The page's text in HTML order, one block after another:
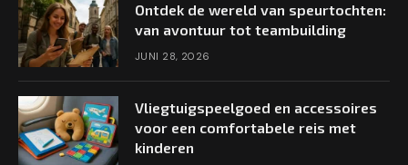
Ontdek de wereld van speurtochten:
van avontuur tot teambuilding
JUNI 28, 2026
Vliegtuigspeelgoed en accessoires
voor een comfortabele reis met
kinderen